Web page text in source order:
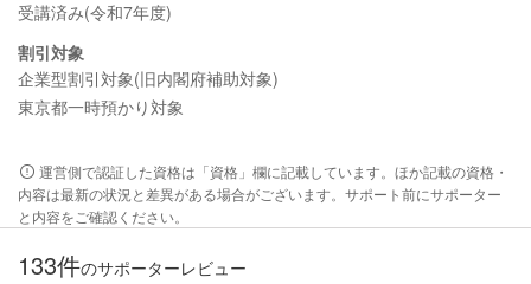
受講済み(令和7年度)
割引対象
企業型割引対象(旧内閣府補助対象)
東京都一時預かり対象
運営側で認証した資格は「資格」欄に記載しています。ほか記載の資格・
内容は最新の状況と差異がある場合がございます。サポート前にサポーター
と内容をご確認ください。
133件のサポーターレビュー